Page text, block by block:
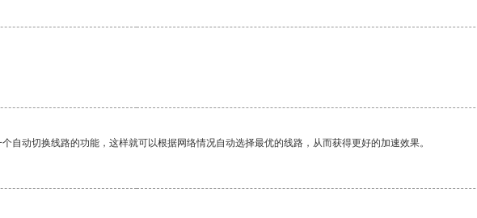
动切换线路的功能，这样就可以根据网络情况自动选择最优的线路，从而获得更好的加速效果。